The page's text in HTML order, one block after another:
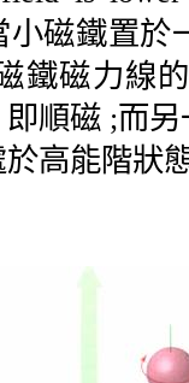
小磁鐵置於
鐵磁力線
順磁 ;而
高能階狀